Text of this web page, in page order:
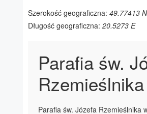
Szerokość geograficzna: 49.77413 N
Długość geograficzna: 20.5273 E
Parafia św.
Rzemieślnika
Parafia św. Józefa Rzemieślnika